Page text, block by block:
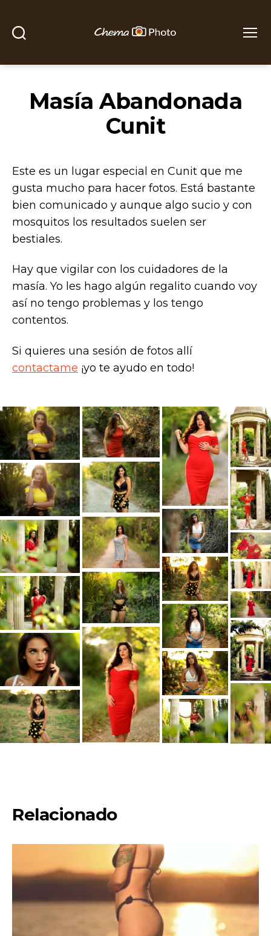
Photo
Masía Abandonada
Cunit
Este es un lugar especial en Cunit que me
gusta mucho para hacer fotos. Está bastante
bien comunicado y aunque algo sucio y con
mosquitos los resultados suelen ser
bestiales.
Hay que vigilar con los cuidadores de la
masía. Yo les hago algún regalito cuando voy
así no tengo problemas y los tengo
contentos.
Si quieres una sesión de fotos allí
contactame ¡yo te ayudo en todo!
Relacionado